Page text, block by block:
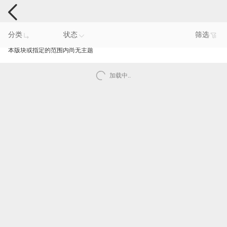
手机反馈
分类 状态 筛选
本版块或指定的范围内尚无主题
加载中..